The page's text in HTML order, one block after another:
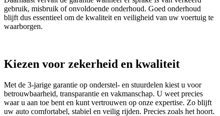
gebruik, misbruik of onvoldoende onderhoud. Goed onderhoud
blijft dus essentieel om de kwaliteit en veiligheid van uw voertuig te
waarborgen.
Kiezen voor zekerheid en kwaliteit
Met de 3‑jarige garantie op onderstel- en stuurdelen kiest u voor
betrouwbaarheid, transparantie en vakmanschap. U weet precies
waar u aan toe bent en kunt vertrouwen op onze expertise. Zo blijft
uw auto comfortabel, stabiel en veilig rijden. Precies zoals het hoort.